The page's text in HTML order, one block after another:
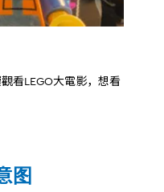
看LEGO大電影，想看
图